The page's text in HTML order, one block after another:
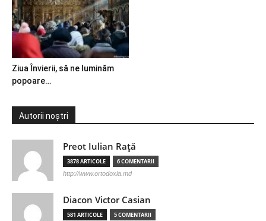
Ziua Învierii, să ne luminăm
popoare…
Autorii noștri
Preot Iulian Raţă
3878 ARTICOLE 6 COMENTARII
http://www.ortodoxia.md
Diacon Victor Casian
581 ARTICOLE 5 COMENTARII